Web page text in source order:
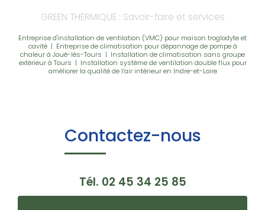
GREEN THERMIQUE : Savoir-faire et services
Entreprise d'installation de ventilation (VMC) pour maison troglodyte et
cavité| Entreprise de climatisation pour dépannage de pompe à
chaleur à Joué-lès-Tours | Installation de climatisation sans groupe
extérieur à Tours | Installation système de ventilation double flux pour
améliorer la qualité de l’air intérieur en Indre-et-Loire
Contactez-nous
Tél. 02 45 34 25 85